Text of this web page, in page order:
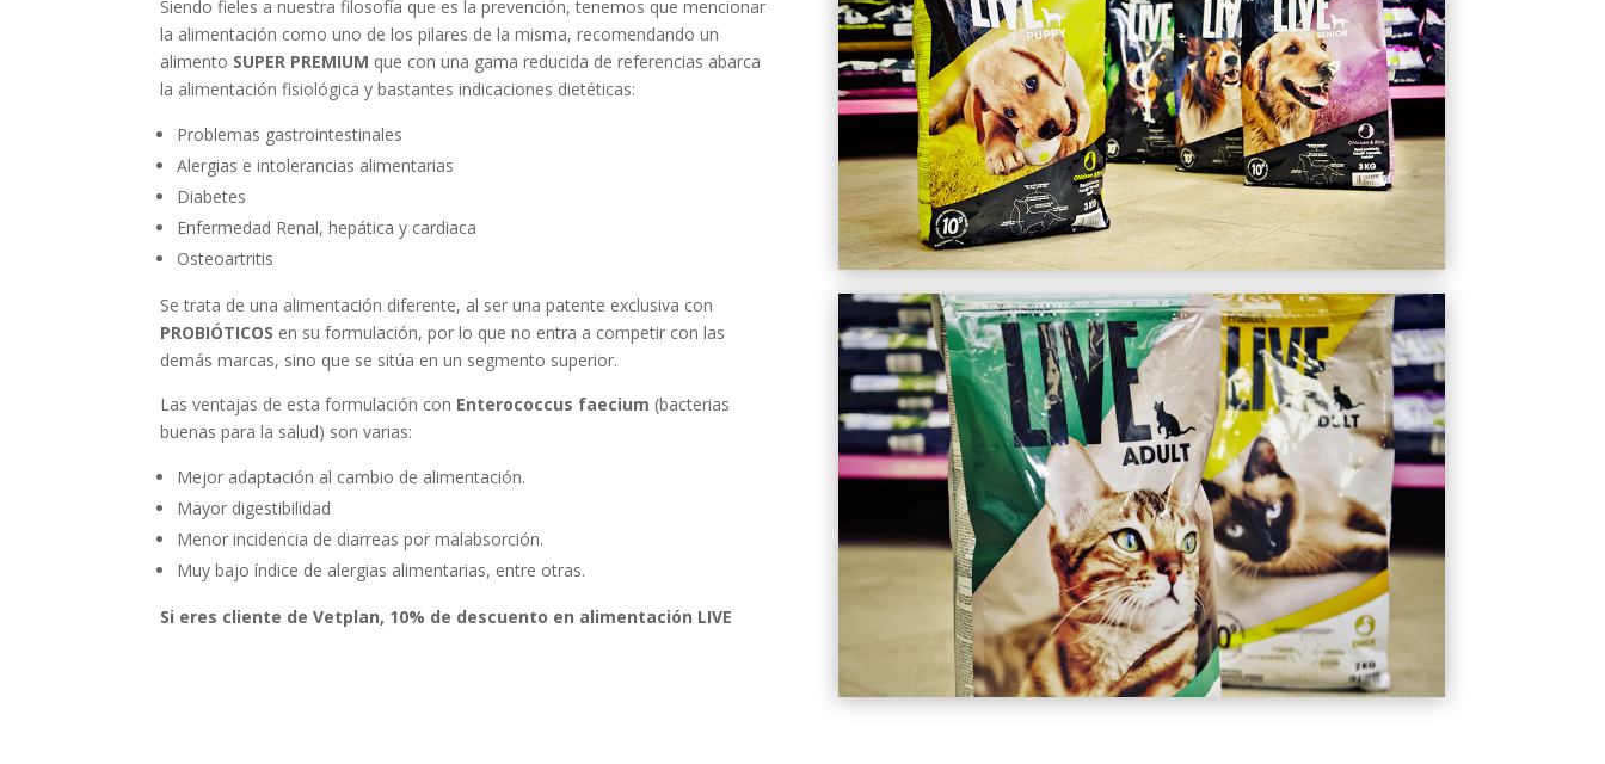
Siendo fieles a nuestra filosofía que es la prevención, tenemos que mencionar
la alimentación como uno de los pilares de la misma, recomendando un
alimento SUPER PREMIUM que con una gama reducida de referencias abarca
la alimentación fisiológica y bastantes indicaciones dietéticas:
Problemas gastrointestinales
Alergias e intolerancias alimentarias
Diabetes
Enfermedad Renal, hepática y cardiaca
Osteoartritis
Se trata de una alimentación diferente, al ser una patente exclusiva con
PROBIÓTICOS en su formulación, por lo que no entra a competir con las
demás marcas, sino que se sitúa en un segmento superior.
Las ventajas de esta formulación con Enterococcus faecium (bacterias
buenas para la salud) son varias:
Mejor adaptación al cambio de alimentación.
Mayor digestibilidad
Menor incidencia de diarreas por malabsorción.
Muy bajo índice de alergias alimentarias, entre otras.
Si eres cliente de Vetplan, 10% de descuento en alimentación LIVE